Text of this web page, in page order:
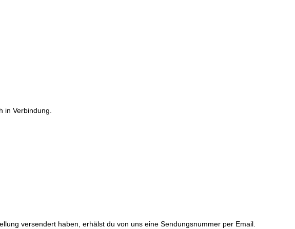
in Verbindung.
versendert haben, erhälst du von uns eine Sendungsnummer per Email.